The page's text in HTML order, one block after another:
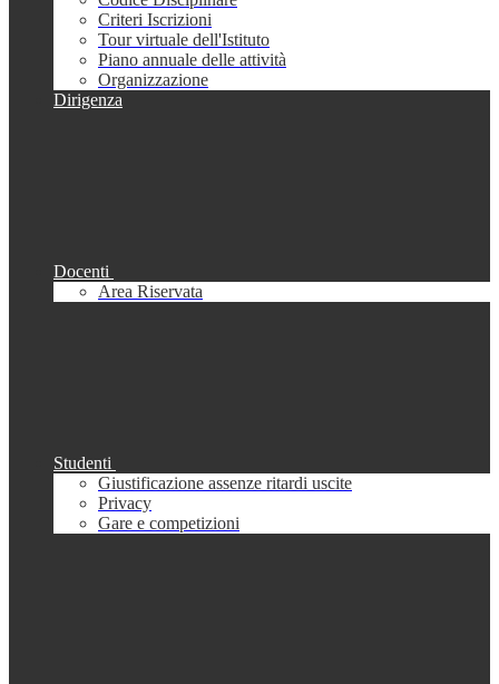
Criteri Iscrizioni
Tour virtuale dell'Istituto
Piano annuale delle attività
Organizzazione
Dirigenza
Docenti
Area Riservata
Studenti
Giustificazione assenze ritardi uscite
Privacy
Gare e competizioni